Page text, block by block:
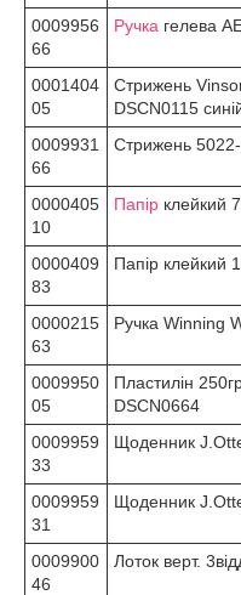
0009956
66
Ручка гелева
0001404
05
Стрижень
DSCN0115
0009931
66
Стрижень
0000405
10
Папір клейкий
0000409
83
Папір клейкий
0000215
63
Ручка Winning
0009950
05
Пластилін
DSCN0664
0009959
33
Щоденник
0009959
31
Щоденник
0009900
46
Лоток верт.